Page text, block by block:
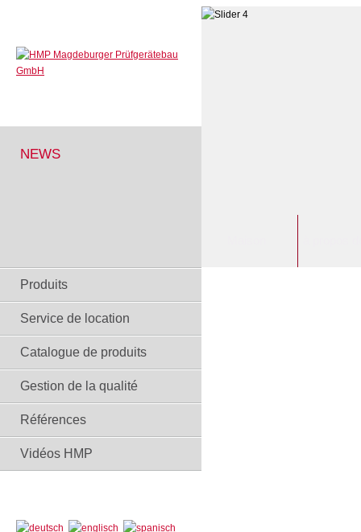
NEWS
Produits
Service de location
Catalogue de produits
Gestion de la qualité
Références
Vidéos HMP